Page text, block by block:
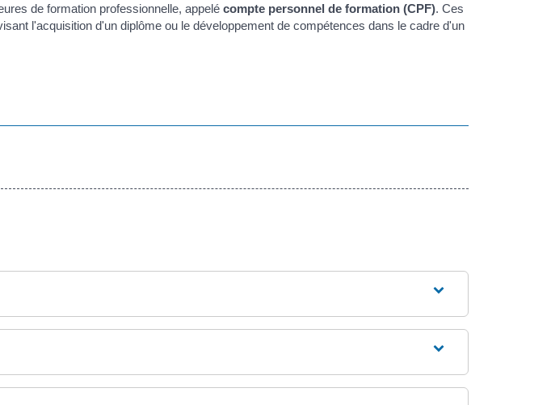
de formation professionnelle, appelé compte personnel de formation (CPF). Ces
l'acquisition d'un diplôme ou le développement de compétences dans le cadre d'un